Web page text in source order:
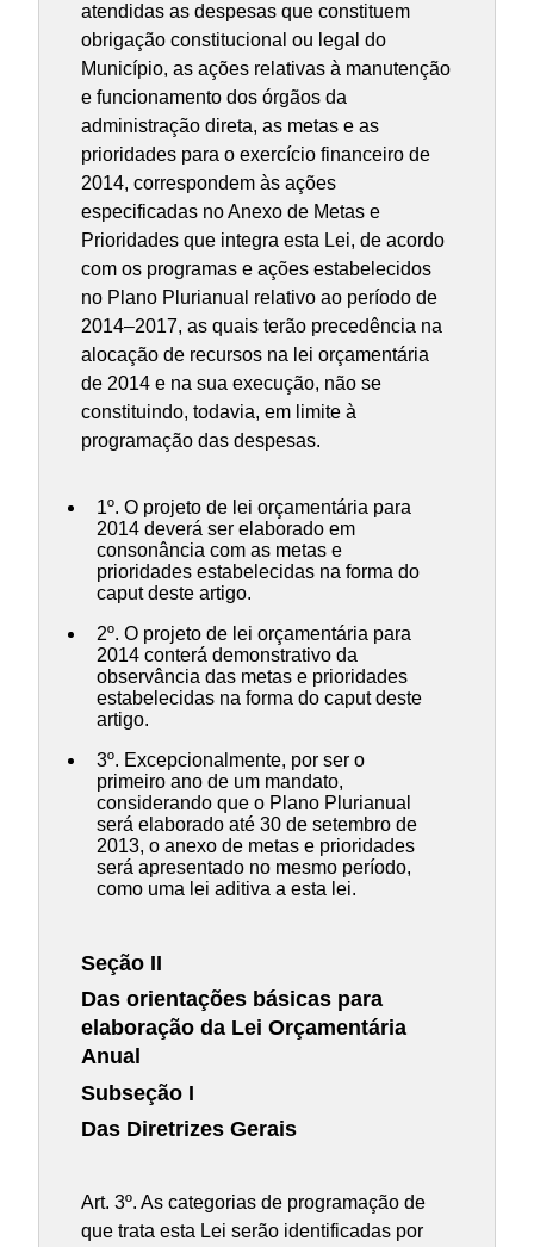
atendidas as despesas que constituem
obrigação constitucional ou legal do
Município, as ações relativas à manutenção
e funcionamento dos órgãos da
administração direta, as metas e as
prioridades para o exercício financeiro de
2014, correspondem às ações
especificadas no Anexo de Metas e
Prioridades que integra esta Lei, de acordo
com os programas e ações estabelecidos
no Plano Plurianual relativo ao período de
2014–2017, as quais terão precedência na
alocação de recursos na lei orçamentária
de 2014 e na sua execução, não se
constituindo, todavia, em limite à
programação das despesas.
1º. O projeto de lei orçamentária para
2014 deverá ser elaborado em
consonância com as metas e
prioridades estabelecidas na forma do
caput deste artigo.
2º. O projeto de lei orçamentária para
2014 conterá demonstrativo da
observância das metas e prioridades
estabelecidas na forma do caput deste
artigo.
3º. Excepcionalmente, por ser o
primeiro ano de um mandato,
considerando que o Plano Plurianual
será elaborado até 30 de setembro de
2013, o anexo de metas e prioridades
será apresentado no mesmo período,
como uma lei aditiva a esta lei.
Seção II
Das orientações básicas para
elaboração da Lei Orçamentária
Anual
Subseção I
Das Diretrizes Gerais
Art. 3º. As categorias de programação de
que trata esta Lei serão identificadas por